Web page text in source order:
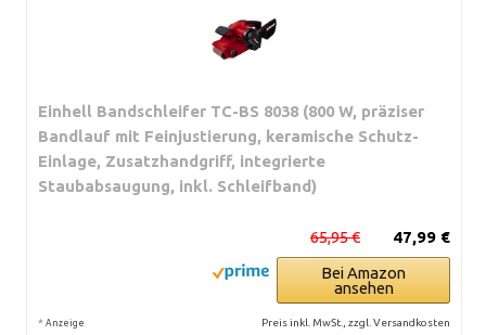
Einhell Bandschleifer TC-BS 8038 (800 W, präziser
Bandlauf mit Feinjustierung, keramische Schutz-
Einlage, Zusatzhandgriff, integrierte
Staubabsaugung, inkl. Schleifband)
47,99 €
65,95 €
Bei Amazon
ansehen
* Anzeige Preis inkl. MwSt., zzgl. Versandkosten